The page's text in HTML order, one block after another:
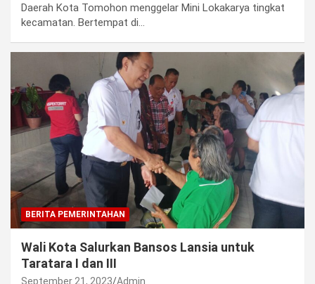
Daerah Kota Tomohon menggelar Mini Lokakarya tingkat
kecamatan. Bertempat di…
BERITA PEMERINTAHAN
Wali Kota Salurkan Bansos Lansia untuk
Taratara I dan III
September 21, 2023 Admin